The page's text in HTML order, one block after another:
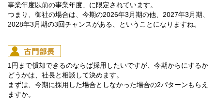
事業年度以前の事業年度」に限定されています。
つまり、御社の場合は、今期の2026年3月期の他、2027年3月期、
2028年3月期の3回チャンスがある、ということになりますね。
1円まで償却できるのならば採用したいですが、今期からにするか
どうかは、社長と相談して決めます。
まずは、今期に採用した場合としなかった場合の2パターンもらえ
ますか。